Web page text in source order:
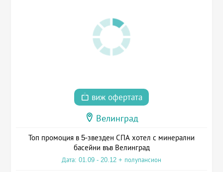
виж офертата
Велинград
Топ промоция в 5-звезден СПА хотел с минерални
басейни във Велинград
Дата: 01.09 - 20.12 + полупансион